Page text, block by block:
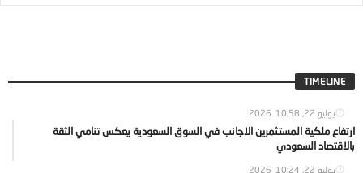
TIMELINE
يوليو 22, 2026 10:58
ارتفاع ملكية المستثمرين الاجانب في السوق السعودية يعكس تنامي الثقة
بالاقتصاد السعودي
يوليو 22, 2026 10:24